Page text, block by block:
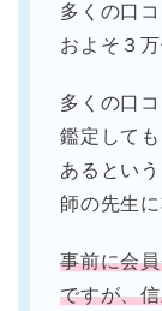
多くの口
およそ３万
多くの口
鑑定して
あるとい
師の先生
事前に会
ですが、